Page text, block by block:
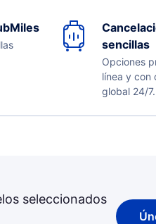
sencillas
Opciones
línea y con
global 24/7.
seleccionados